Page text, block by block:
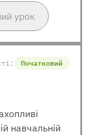
урок
Початковий
навчальній